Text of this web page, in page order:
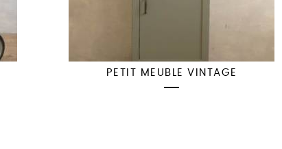
PETIT MEUBLE VINTAGE